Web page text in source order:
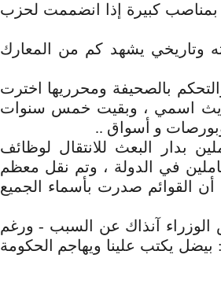
بمناصب كبيرة إذا انضممت لحزب
وتاريخي يشهد كم من المعارك
بالصحيفة ومحرريها اخترت
اسمي ، وبقيت خمس سنوات
و أسواق ..
للعاملين بدار البعث للانتقال لوظائف
في الدولة ، وتم نقل معظم
أن القوائم صدرت بأسماء الجميع
آنذاك عن السبب - ورغم
بيضل يكتب علينا ويهاجم الحكومة